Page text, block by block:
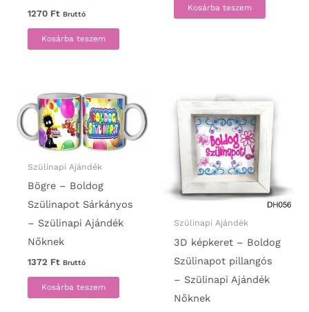
1270 Ft Bruttó
Kosárba teszem
Kosárba teszem
Szülinapi Ajándék
Bögre – Boldog
Szülinapot Sárkányos
– Szülinapi Ajándék
Nőknek
1372 Ft Bruttó
Kosárba teszem
Szülinapi Ajándék
3D képkeret – Boldog
Szülinapot pillangós
– Szülinapi Ajándék
Nőknek